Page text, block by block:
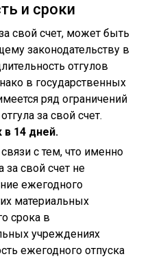
и сроки
свой счет, может быть
законодательству в
отгулов
в государственных
ряд ограничений
за свой счет.
в 14 дней.
с тем, что именно
за свой счет не
ежегодного
материальных
срока в
учреждениях
ежегодного отпуска